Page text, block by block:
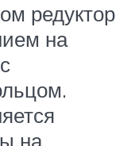
редуктор
на
на